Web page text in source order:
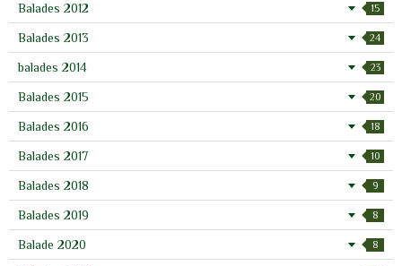
Balades 2012 15
Balades 2013 24
balades 2014 23
Balades 2015 20
Balades 2016 18
Balades 2017 10
Balades 2018 9
Balades 2019 8
Balade 2020 8